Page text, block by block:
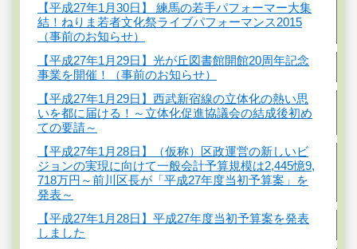
【平成27年1月30日】 練馬の若手パフォーマー大集
結！ねりま若者文化祭ライブパフォーマンス2015
（事前のお知らせ）
【平成27年1月29日】光が丘図書館開館20周年記念
事業を開催！（事前のお知らせ）
【平成27年1月29日】西武新宿線の立体化の熱い思
いを都に届ける！～立体化促進協議会の結成後初め
ての要請～
【平成27年1月28日】（仮称）区政運営の新しいビ
ジョンの実現に向けて一般会計予算規模は2,445憶9,
718万円～前川区長が「平成27年度当初予算案」を
発表～
【平成27年1月28日】平成27年度当初予算案を発表
しました